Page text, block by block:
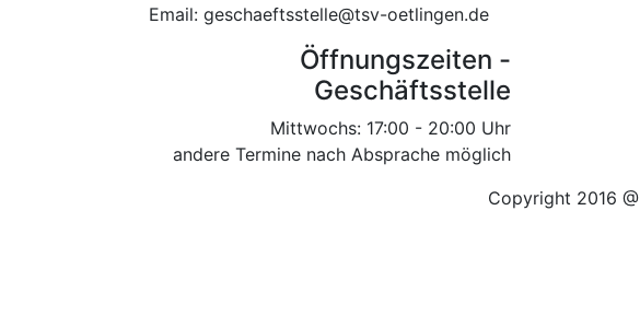
Email: geschaeftsstelle@tsv-oetlingen.de
Öffnungszeiten -
Geschäftsstelle
Mittwochs: 17:00 - 20:00 Uhr
andere Termine nach Absprache möglich
Copyright 2016 @